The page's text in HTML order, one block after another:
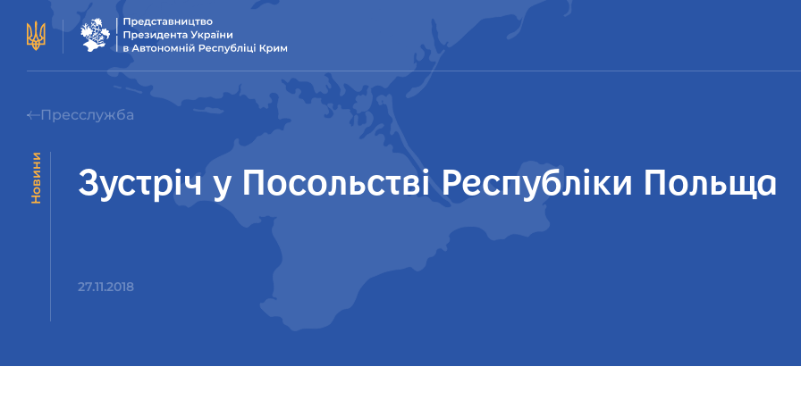
Пресслужба
Новини Зустріч у Посольстві Республіки Польща
27.11.2018